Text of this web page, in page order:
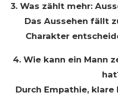
3. Was zählt mehr:
Das Aussehen fällt
Charakter
4. Wie kann ein Mann
Durch Empathie,